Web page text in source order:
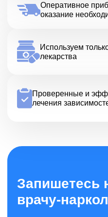
Оперативное
оказание
Используем
лекарства
Проверенные и
лечения
Запишетесь
врачу-